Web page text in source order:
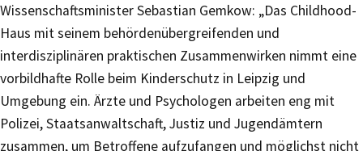
Wissenschaftsminister Sebastian Gemkow: „Das Childhood-
Haus mit seinem behördenübergreifenden und
interdisziplinären praktischen Zusammenwirken nimmt eine
vorbildhafte Rolle beim Kinderschutz in Leipzig und
Umgebung ein. Ärzte und Psychologen arbeiten eng mit
Polizei, Staatsanwaltschaft, Justiz und Jugendämtern
zusammen, um Betroffene aufzufangen und möglichst nicht